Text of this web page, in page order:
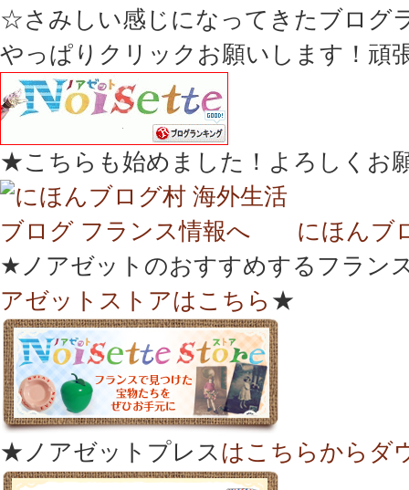
☆さみしい感じになってきたブログ
やっぱりクリックお願いします！頑
★こちらも始めました！よろしくお
にほんブ
★ノアゼットのおすすめするフラン
アゼットストアはこちら ★
★ノアゼットプレスはこちらからダ